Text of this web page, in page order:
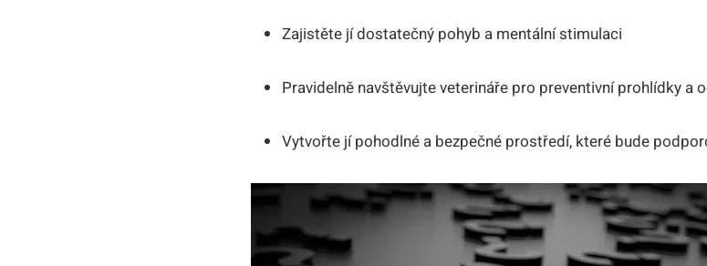
Zajistěte jí dostatečný pohyb a mentální stimulaci
Pravidelně navštěvujte veterináře pro preventivní prohlídky a
Vytvořte jí pohodlné a bezpečné prostředí, které bude